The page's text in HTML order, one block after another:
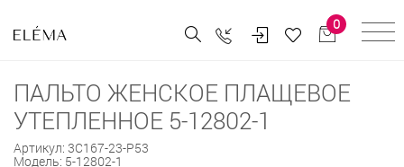
0
ПАЛЬТО ЖЕНСКОЕ ПЛАЩЕВОЕ
УТЕПЛЕННОЕ 5-12802-1
Артикул: 3С167-23-Р53
Модель: 5-12802-1